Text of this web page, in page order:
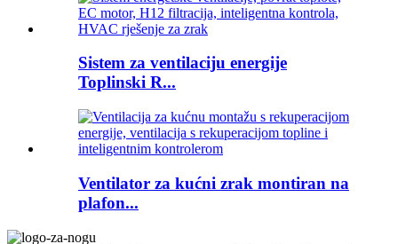
Sistem za ventilaciju energije
Toplinski R...
Ventilator za kućni zrak montiran na
plafon...